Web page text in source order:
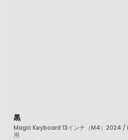
黒
Magic Keyboard 13インチ（M4）2024 /
用